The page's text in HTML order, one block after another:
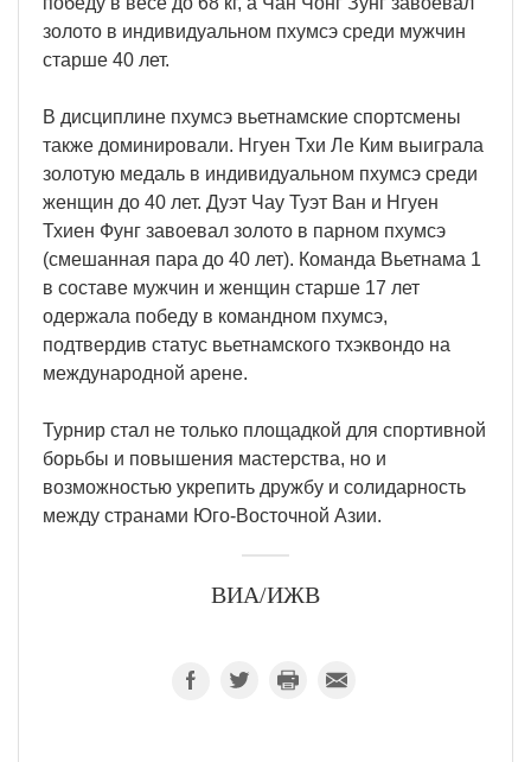
золото в индивидуальном пхумсэ среди мужчин
старше 40 лет.
В дисциплине пхумсэ вьетнамские спортсмены
также доминировали. Нгуен Тхи Ле Ким выиграла
золотую медаль в индивидуальном пхумсэ среди
женщин до 40 лет. Дуэт Чау Туэт Ван и Нгуен
Тхиен Фунг завоевал золото в парном пхумсэ
(смешанная пара до 40 лет). Команда Вьетнама 1
в составе мужчин и женщин старше 17 лет
одержала победу в командном пхумсэ,
подтвердив статус вьетнамского тхэквондо на
международной арене.
Турнир стал не только площадкой для спортивной
борьбы и повышения мастерства, но и
возможностью укрепить дружбу и солидарность
между странами Юго-Восточной Азии.
ВИА/ИЖВ